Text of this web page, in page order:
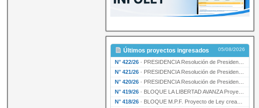
Últimos proyectos ingresados 05/08/2026
N° 422/26 · PRESIDENCIA Resolución de Presidencia N° 200/26 para su ratificación.
N° 421/26 · PRESIDENCIA Resolución de Presidencia N° 199/26 para su ratificación.
N° 420/26 · PRESIDENCIA Resolución de Presidencia N° 198/26 para su ratificación.
N° 419/26 · BLOQUE LA LIBERTAD AVANZA Proyecto de Ley declarando la esencialidad del servicio educativ…
N° 418/26 · BLOQUE M.P.F. Proyecto de Ley creando el Ente Único Regulador de servicios públicos de la …